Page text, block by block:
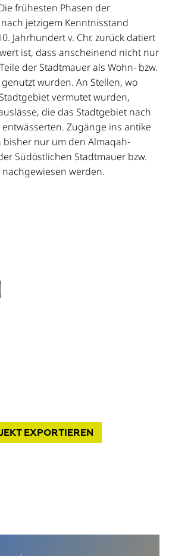
frühesten Phasen der
jetzigem Kenntnisstand
Jahrhundert v. Chr. zurück datiert
ist, dass anscheinend nicht nur
der Stadtmauer als Wohn- bzw.
wurden. An Stellen, wo
vermutet wurden,
die das Stadtgebiet nach
Zugänge ins antike
nur um den Almaqah-
Südöstlichen Stadtmauer bzw.
werden.
EXPORTIEREN